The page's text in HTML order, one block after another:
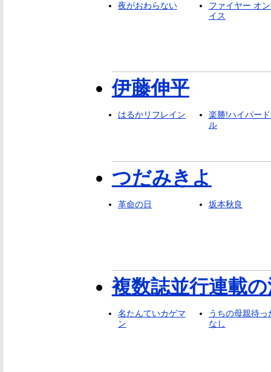
夜がおわらない
ファイヤー オ
イス
伊藤伸平
はるかリフレイン
楽勝!ハイパー
ル
つだみきよ
革命の日 坂本秋良
複数誌並行連載
名たんていカゲマ
ン
うちの母親待っ
なし